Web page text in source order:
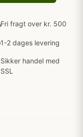
Fri fragt over kr. 500
1-2 dages levering
Sikker handel med
SSL